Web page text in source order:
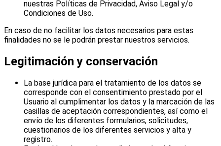
nuestras Políticas de Privacidad, Aviso Legal y/o
Condiciones de Uso.
En caso de no facilitar los datos necesarios para estas
finalidades no se le podrán prestar nuestros servicios.
Legitimación y conservación
La base jurídica para el tratamiento de los datos se
corresponde con el consentimiento prestado por el
Usuario al cumplimentar los datos y la marcación de las
casillas de aceptación correspondientes, así como el
envío de los diferentes formularios, solicitudes,
cuestionarios de los diferentes servicios y alta y
registro.